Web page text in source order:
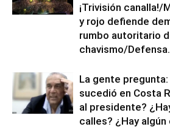
¡Trivisión canalla!/
y rojo defiende
rumbo autoritario
chavismo/
La gente
sucedió en Costa
al presidente?
calles? ¿Hay algún